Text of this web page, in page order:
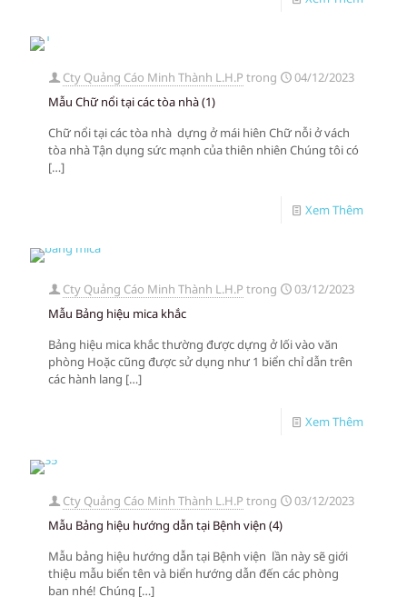
Cty Quảng Cáo Minh Thành L.H.P trong
04/12/2023
Mẫu Chữ nổi tại các tòa nhà (1)
Chữ nổi tại các tòa nhà dựng ở mái hiên Chữ nỗi ở vách
tòa nhà Tận dụng sức mạnh của thiên nhiên Chúng tôi có
[…]
Xem Thêm
Cty Quảng Cáo Minh Thành L.H.P trong
03/12/2023
Mẫu Bảng hiệu mica khắc
Bảng hiệu mica khắc thường được dựng ở lối vào văn
phòng Hoặc cũng được sử dụng như 1 biển chỉ dẫn trên
các hành lang […]
Xem Thêm
Cty Quảng Cáo Minh Thành L.H.P trong
03/12/2023
Mẫu Bảng hiệu hướng dẫn tại Bệnh viện (4)
Mẫu bảng hiệu hướng dẫn tại Bệnh viện lần này sẽ giới
thiệu mẫu biển tên và biển hướng dẫn đến các phòng
ban nhé! Chúng […]